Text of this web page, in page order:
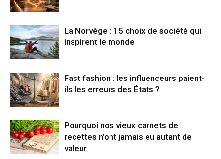
La Norvège : 15 choix de société qui
inspirent le monde
Fast fashion : les influenceurs paient-
ils les erreurs des États ?
Pourquoi nos vieux carnets de
recettes n’ont jamais eu autant de
valeur